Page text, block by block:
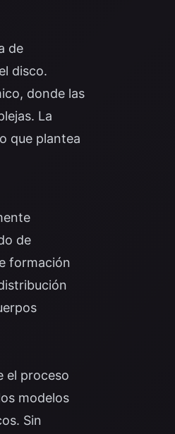
de
disco.
donde las
La
que plantea
de
formación
el proceso
modelos
Sin